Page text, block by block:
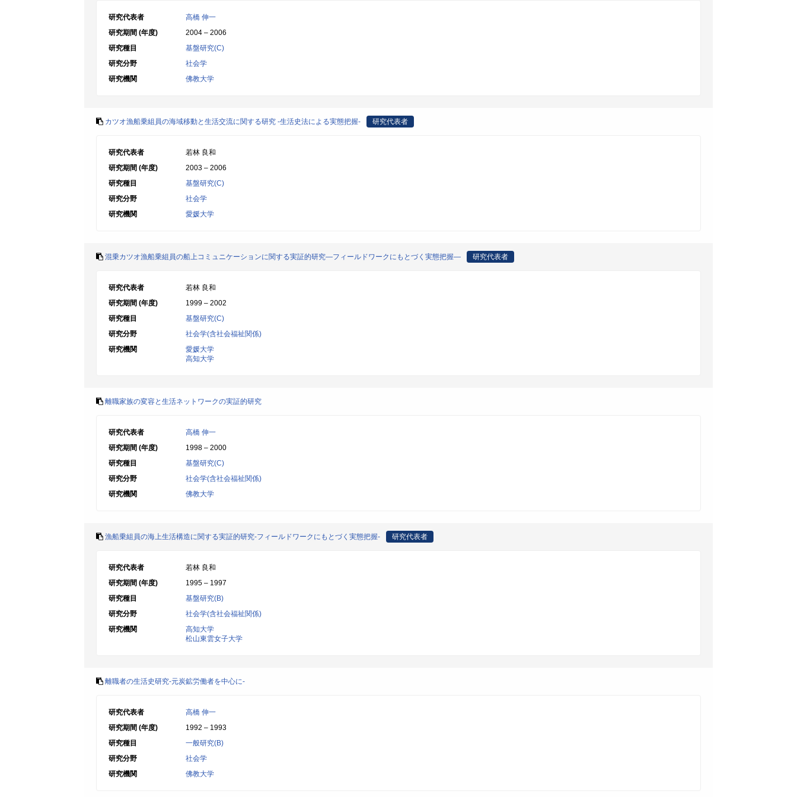
研究代表者
高橋 伸一
研究期間 (年度)
2004 – 2006
研究種目
基盤研究(C)
研究分野
社会学
研究機関
佛教大学
カツオ漁船乗組員の海域移動と生活交流に関する研究 -生活史法による実態把握- 研究代表者
研究代表者
若林 良和
研究期間 (年度)
2003 – 2006
研究種目
基盤研究(C)
研究分野
社会学
研究機関
愛媛大学
混乗カツオ漁船乗組員の船上コミュニケーションに関する実証的研究―フィールドワークにもとづく実態把握― 研究代表者
研究代表者
若林 良和
研究期間 (年度)
1999 – 2002
研究種目
基盤研究(C)
研究分野
社会学(含社会福祉関係)
研究機関
愛媛大学
高知大学
離職家族の変容と生活ネットワークの実証的研究
研究代表者
高橋 伸一
研究期間 (年度)
1998 – 2000
研究種目
基盤研究(C)
研究分野
社会学(含社会福祉関係)
研究機関
佛教大学
漁船乗組員の海上生活構造に関する実証的研究-フィールドワークにもとづく実態把握- 研究代表者
研究代表者
若林 良和
研究期間 (年度)
1995 – 1997
研究種目
基盤研究(B)
研究分野
社会学(含社会福祉関係)
研究機関
高知大学
松山東雲女子大学
離職者の生活史研究-元炭鉱労働者を中心に-
研究代表者
高橋 伸一
研究期間 (年度)
1992 – 1993
研究種目
一般研究(B)
研究分野
社会学
研究機関
佛教大学